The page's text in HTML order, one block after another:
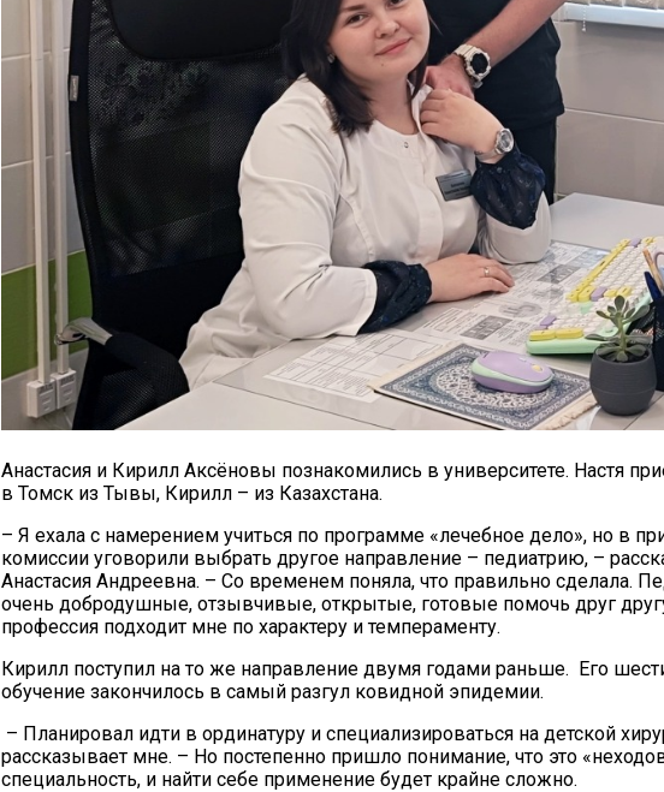
Анастасия и Кирилл Аксёновы познакомились в университете. Настя
в Томск из Тывы, Кирилл – из Казахстана.
– Я ехала с намерением учиться по программе «лечебное дело», но в
комиссии уговорили выбрать другое направление – педиатрию, –
Анастасия Андреевна. – Со временем поняла, что правильно сделала.
очень добродушные, отзывчивые, открытые, готовые помочь друг
профессия подходит мне по характеру и темпераменту.
Кирилл поступил на то же направление двумя годами раньше. Его
обучение закончилось в самый разгул ковидной эпидемии.
– Планировал идти в ординатуру и специализироваться на детской
рассказывает мне. – Но постепенно пришло понимание, что это
специальность, и найти себе применение будет крайне сложно.
20.09.2017
Посмотреть...